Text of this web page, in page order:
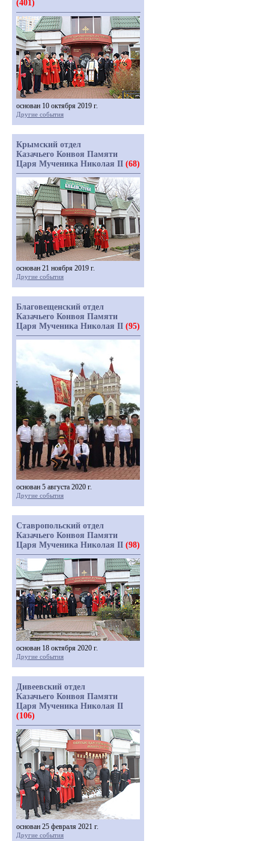
(401)
основан 10 октября 2019 г.
Другие события
Крымский отдел
Казачьего Конвоя Памяти
Царя Мученика Николая II (68)
основан 21 ноября 2019 г.
Другие события
Благовещенский отдел
Казачьего Конвоя Памяти
Царя Мученика Николая II (95)
основан 5 августа 2020 г.
Другие события
Ставропольский отдел
Казачьего Конвоя Памяти
Царя Мученика Николая II (98)
основан 18 октября 2020 г.
Другие события
Дивеевский отдел
Казачьего Конвоя Памяти
Царя Мученика Николая II
(106)
основан 25 февраля 2021 г.
Другие события